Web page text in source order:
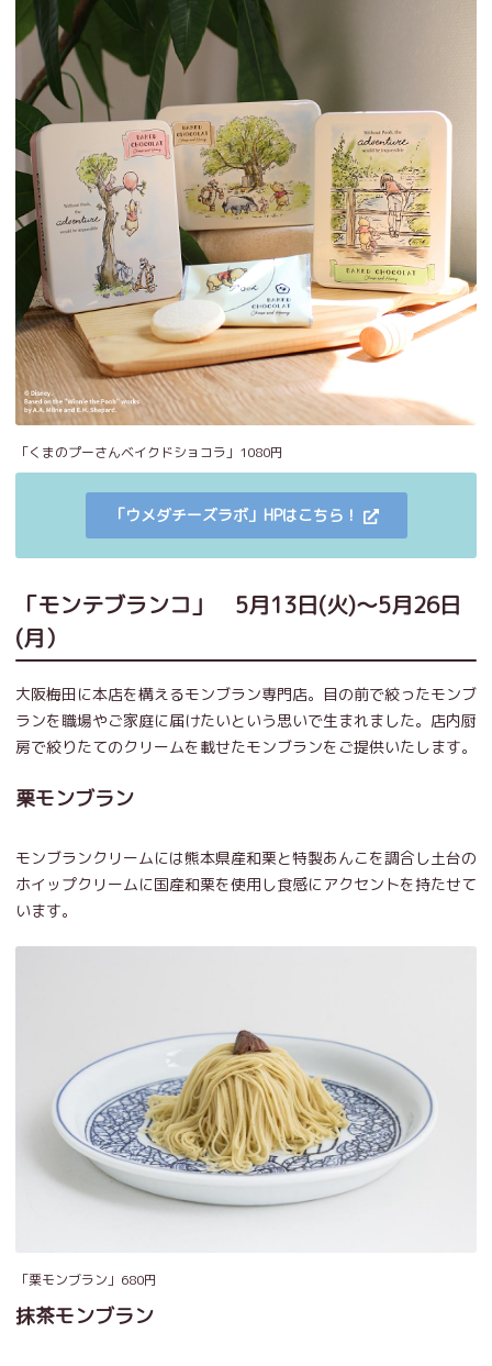
「くまのプーさんベイクドショコラ」1080円
「ウメダチーズラボ」HPはこちら！
「モンテブランコ」 5月13日(火)～5月26日
(月）
大阪梅田に本店を構えるモンブラン専門店。目の前で絞ったモンブ
ランを職場やご家庭に届けたいという思いで生まれました。店内厨
房で絞りたてのクリームを載せたモンブランをご提供いたします。
栗モンブラン
モンブランクリームには熊本県産和栗と特製あんこを調合し土台の
ホイップクリームに国産和栗を使用し食感にアクセントを持たせて
います。
「栗モンブラン」680円
抹茶モンブラン